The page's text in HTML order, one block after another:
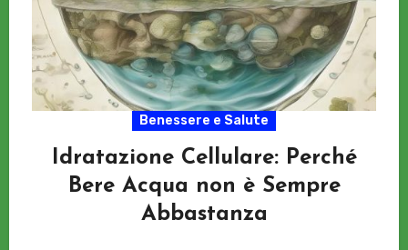
Benessere e Salute
Idratazione Cellulare: Perché
Bere Acqua non è Sempre
Abbastanza